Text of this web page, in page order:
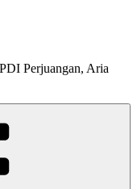
Perjuangan, Aria